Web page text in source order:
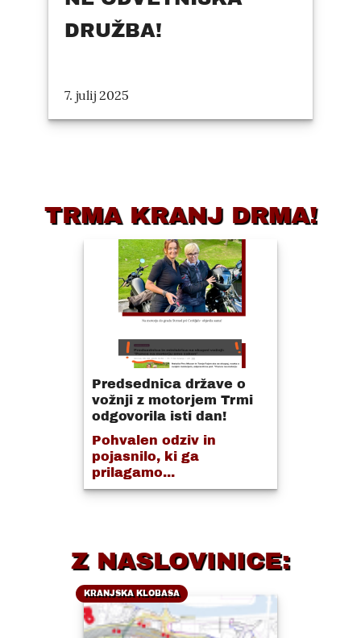
DRUŽBA!
7. julij 2025
TRMA KRANJ DRMA!
Predsednica države o
vožnji z motorjem Trmi
odgovorila isti dan!
Pohvalen odziv in
pojasnilo, ki ga
prilagamo...
Z NASLOVINICE:
KRANJSKA KLOBASA